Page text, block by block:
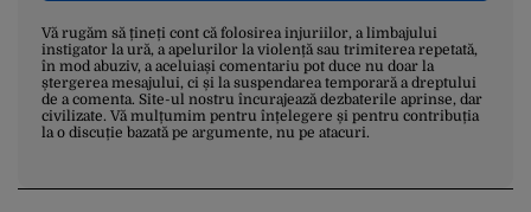
Vă rugăm să țineți cont că folosirea injuriilor, a limbajului
instigator la ură, a apelurilor la violență sau trimiterea repetată,
în mod abuziv, a aceluiași comentariu pot duce nu doar la
ștergerea mesajului, ci și la suspendarea temporară a dreptului
de a comenta. Site-ul nostru încurajează dezbaterile aprinse, dar
civilizate. Vă mulțumim pentru înțelegere și pentru contribuția
la o discuție bazată pe argumente, nu pe atacuri.